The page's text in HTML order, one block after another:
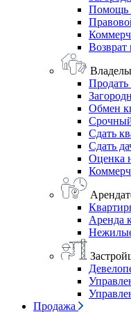
Помощь
Возврат
Продать
Обмен
Сдать
Сдать
Оценка
Аренда
Продажа